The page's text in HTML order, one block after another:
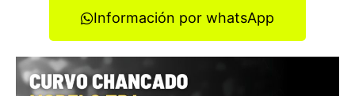
Información por whatsApp